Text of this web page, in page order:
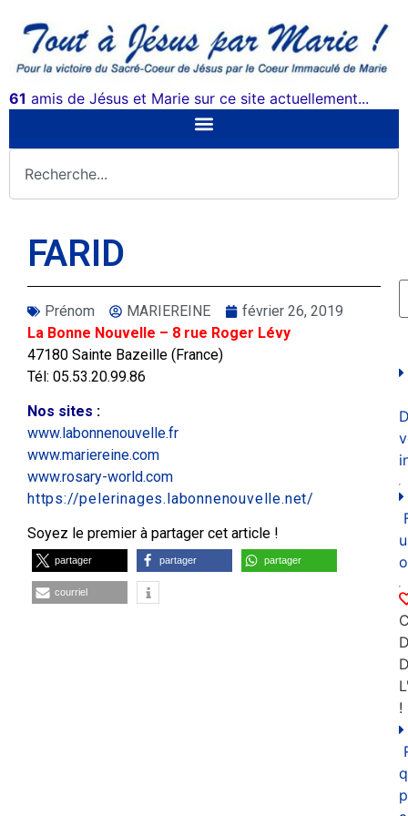
61 amis de Jésus et Marie sur ce site actuellement...
FARID
Prénom MARIEREINE
février 26, 2019
La Bonne Nouvelle – 8 rue Roger Lévy
47180 Sainte Bazeille (France)
Tél: 05.53.20.99.86
Nos sites :
www.labonnenouvelle.fr
www.mariereine.com
www.rosary-world.com
https://pelerinages.labonnenouvelle.net/
Soyez le premier à partager cet article !
partager partager partager
courriel
!